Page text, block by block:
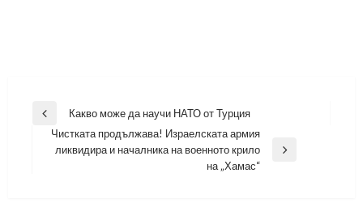
Навигация
Previous
Post
Какво може да научи НАТО от Турция
Next
Чистката продължава! Израелската армия
ликвидира и началника на военното крило
на „Хамас“